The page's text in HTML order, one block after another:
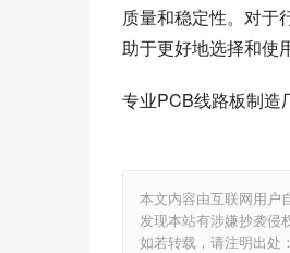
质量和稳定性。对于
助于更好地选择和使
专业PCB线路板制造
本文内容由互联网用户
发现本站有涉嫌抄袭侵
如若转载，请注明出处